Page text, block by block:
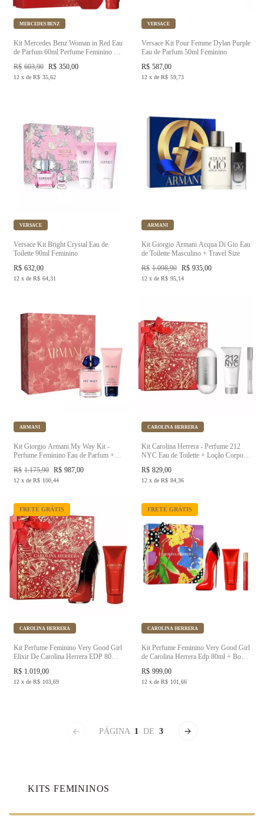
MERCEDES BENZ
Kit Mercedes Benz Woman in Red Eau
de Parfum 60ml Perfume Feminino +
R$ 350,00
R$ 603,90
12 x de R$ 35,62
VERSACE
Versace Kit Pour Femme Dylan Purple
Eau de Parfum 50ml Feminino
R$ 587,00
12 x de R$ 59,73
VERSACE
Versace Kit Bright Crystal Eau de
Toilette 90ml Feminino
R$ 632,00
12 x de R$ 64,31
ARMANI
Kit Giorgio Armani Acqua Di Gio Eau
de Toilette Masculino + Travel Size
R$ 935,00
R$ 1.098,90
12 x de R$ 95,14
ARMANI
Kit Giorgio Armani My Way Kit -
Perfume Feminino Eau de Parfum +
R$ 987,00
R$ 1.175,90
12 x de R$ 100,44
CAROLINA HERRERA
Kit Carolina Herrera - Perfume 212
NYC Eau de Toilette + Loção Corporal
R$ 829,00
12 x de R$ 84,36
FRETE GRÁTIS
CAROLINA HERRERA
Kit Perfume Feminino Very Good Girl
Elixir De Carolina Herrera EDP 80ml
R$ 1.019,00
12 x de R$ 103,69
FRETE GRÁTIS
CAROLINA HERRERA
Kit Perfume Feminino Very Good Girl
de Carolina Herrera Edp 80ml + Body
R$ 999,00
12 x de R$ 101,66
PÁGINA 1 DE 3
KITS FEMININOS